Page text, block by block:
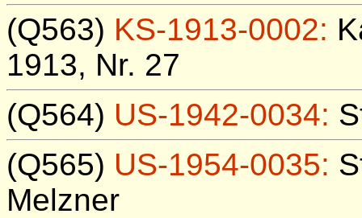
(Q563) KS-1913-0002:
1913, Nr. 27
(Q564) US-1942-0034:
(Q565) US-1954-0035:
Melzner